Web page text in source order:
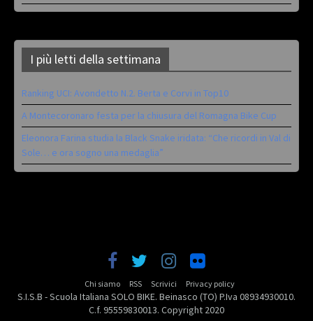
I più letti della settimana
Ranking UCI: Avondetto N.2. Berta e Corvi in Top10
A Montecoronaro festa per la chiusura del Romagna Bike Cup
Eleonora Farina studia la Black Snake iridata: “Che ricordi in Val di
Sole… e ora sogno una medaglia”
Chi siamo RSS Scrivici Privacy policy
S.I.S.B - Scuola Italiana SOLO BIKE. Beinasco (TO) P.Iva 08934930010.
C.f. 95559830013. Copyright 2020